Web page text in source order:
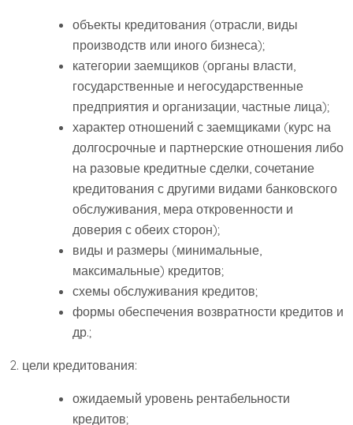
объекты кредитования (отрасли, виды
производств или иного бизнеса);
категории заемщиков (органы власти,
государственные и негосударственные
предприятия и организации, частные лица);
характер отношений с заемщиками (курс на
долгосрочные и партнерские отношения либо
на разовые кредитные сделки, сочетание
кредитования с другими видами банковского
обслуживания, мера откровенности и
доверия с обеих сторон);
виды и размеры (минимальные,
максимальные) кредитов;
схемы обслуживания кредитов;
формы обеспечения возвратности кредитов и
др.;
2. цели кредитования:
ожидаемый уровень рентабельности
кредитов;